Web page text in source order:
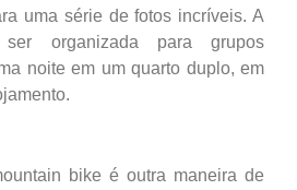
uma série de fotos incríveis. A
organizada para grupos
noite em um quarto duplo, em
bike é outra maneira de